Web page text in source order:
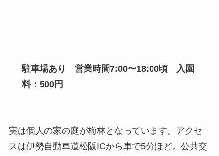
駐車場あり 営業時間7:00〜18:00頃 入園
料：500円
実は個人の家の庭が梅林となっています。アクセ
スは伊勢自動車道松阪ICから車で5分ほど。公共交